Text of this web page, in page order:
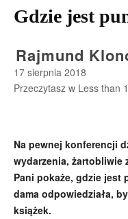
Gdzie jest
Rajmund
17 sierpnia 2018
Przeczytasz w Less than 1
Na pewnej konferencji
wydarzenia, żartobliwie
Pani pokaże, gdzie jest
dama odpowiedziała,
książek.